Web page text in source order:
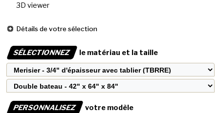
3D viewer
Détails de votre sélection
SÉLECTIONNEZ le matériau et la taille
PERSONNALISEZ
votre modèle